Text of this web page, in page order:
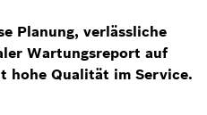
Planung, verlässliche
Wartungsreport auf
hohe Qualität im Service.